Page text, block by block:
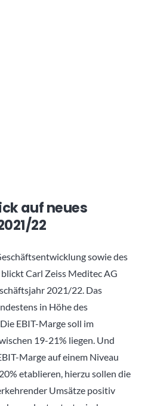
auf neues
22
sowie des
Carl Zeiss Meditec AG
2021/22. Das
in Höhe des
EBIT-Marge soll im
19-21% liegen. Und
Marge auf einem Niveau
etablieren, hierzu sollen die
Umsätze positiv